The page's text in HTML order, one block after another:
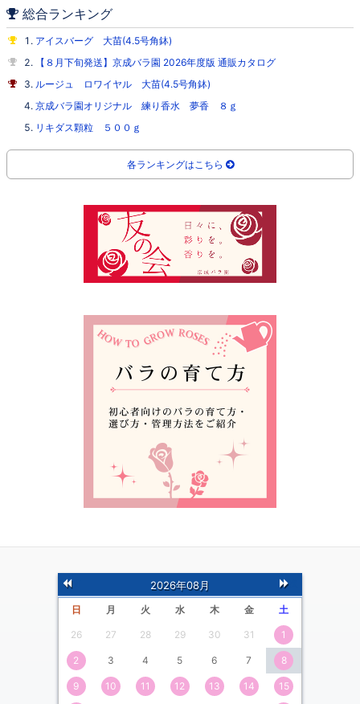
総合ランキング
アイスバーグ 大苗(4.5号角鉢)
【８月下旬発送】京成バラ園 2026年度版 通販カタログ
ルージュ ロワイヤル 大苗(4.5号角鉢)
京成バラ園オリジナル 練り香水 夢香 ８ｇ
リキダス顆粒 ５００ｇ
各ランキングはこちら
前
の月
次
の月
2026年08月
日 月 火 水 木 金 土
26 27 28 29 30 31 1
2 3 4 5 6 7 8
9 10 11 12 13 14 15